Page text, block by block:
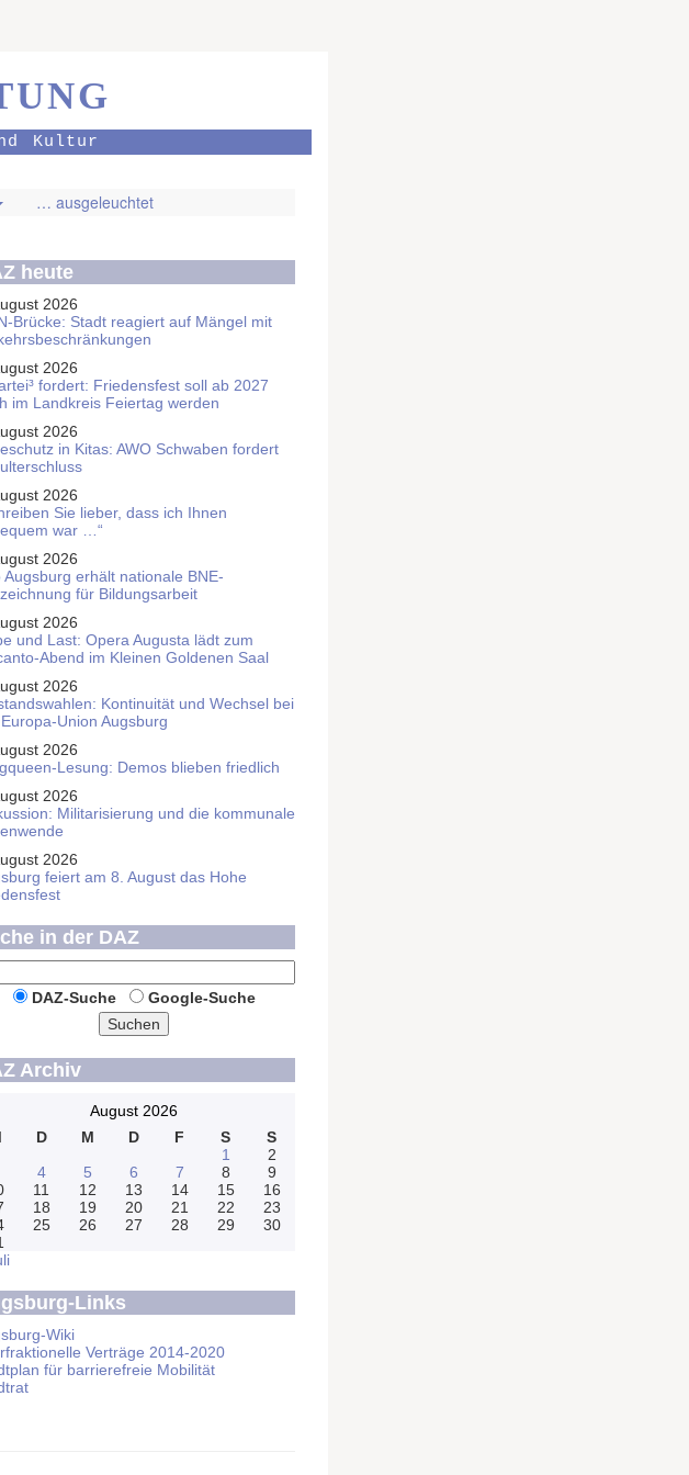
Kultur
… ausgeleuchtet
heute
2026
Brücke: Stadt reagiert auf Mängel mit
2026
fordert: Friedens­fest soll ab 2027
im Land­kreis Feier­tag werden
2026
in Kitas: AWO Schwaben fordert
2026
Sie lieber, dass ich Ihnen
war …“
2026
Augsburg erhält nationale BNE-
für Bildungsarbeit
2026
und Last: Opera Augusta lädt zum
Abend im Kleinen Goldenen Saal
2026
Kontinuität und Wechsel bei
Union Augsburg
2026
Lesung: Demos blieben friedlich
2026
Mi­li­ta­ri­sie­rung und die kommunale
2026
feiert am 8. August das Hohe
in der DAZ
DAZ-Suche
Google-Suche
Suchen
Archiv
August 2026
D M D F S
S
1
2
4 5 6 7 8
9
11 12 13 14 15
16
18 19 20 21 22
23
25 26 27 28 29
30
Links
Wiki
Verträge 2014-2020
für barrierefreie Mobilität